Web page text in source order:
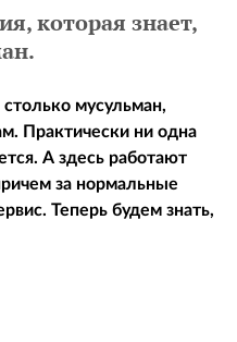
которая знает,
мусульман,
Практически ни одна
А здесь работают
за нормальные
Теперь будем знать,